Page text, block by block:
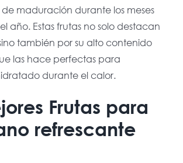
maduración durante los meses
año. Estas frutas no solo destacan
también por su alto contenido
las hace perfectas para
durante el calor.
Frutas para
refrescante